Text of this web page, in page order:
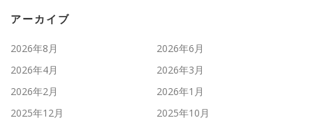
アーカイブ
2026年8月
2026年6月
2026年4月
2026年3月
2026年2月
2026年1月
2025年12月
2025年10月